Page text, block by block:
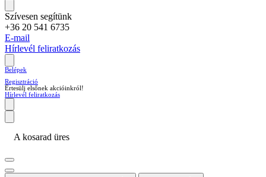
Szívesen segítünk
+36 20 541 6735
E-mail
Hírlevél feliratkozás
Belépek
Regisztráció
Értesülj elsőnek akcióinkról!
Hírlevél feliratkozás
A kosarad üres